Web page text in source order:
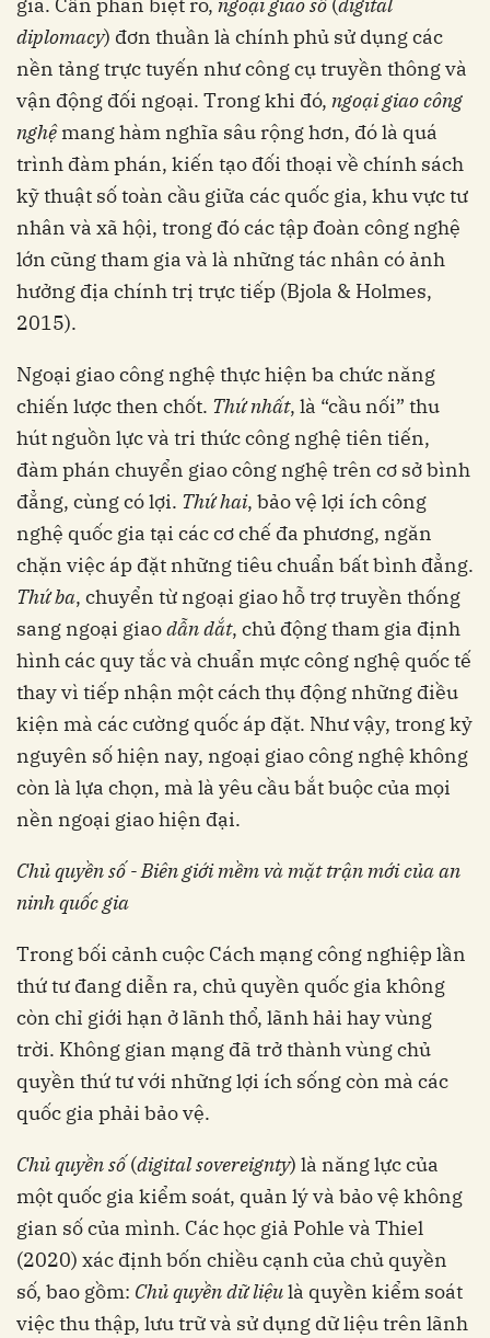
gia. Cần phân biệt rõ, ngoại giao số (digital
diplomacy) đơn thuần là chính phủ sử dụng các
nền tảng trực tuyến như công cụ truyền thông và
vận động đối ngoại. Trong khi đó, ngoại giao công
nghệmang hàm nghĩa sâu rộng hơn, đó là quá
trình đàm phán, kiến tạo đối thoại về chính sách
kỹ thuật số toàn cầu giữa các quốc gia, khu vực tư
nhân và xã hội, trong đó các tập đoàn công nghệ
lớn cũng tham gia và là những tác nhân có ảnh
hưởng địa chính trị trực tiếp (Bjola & Holmes,
2015).
Ngoại giao công nghệ thực hiện ba chức năng
chiến lược then chốt. Thứ nhất, là “cầu nối” thu
hút nguồn lực và tri thức công nghệ tiên tiến,
đàm phán chuyển giao công nghệ trên cơ sở bình
đẳng, cùng có lợi. Thứ hai, bảo vệ lợi ích công
nghệ quốc gia tại các cơ chế đa phương, ngăn
chặn việc áp đặt những tiêu chuẩn bất bình đẳng.
Thứ ba, chuyển từ ngoại giao hỗ trợ truyền thống
sang ngoại giaodẫn dắt, chủ động tham gia định
hình các quy tắc và chuẩn mực công nghệ quốc tế
thay vì tiếp nhận một cách thụ động những điều
kiện mà các cường quốc áp đặt. Như vậy, trong kỷ
nguyên số hiện nay, ngoại giao công nghệ không
còn là lựa chọn, mà là yêu cầu bắt buộc của mọi
nền ngoại giao hiện đại.
Chủ quyền số - Biên giới mềm và mặt trận mới của an
ninh quốc gia
Trong bối cảnh cuộc Cách mạng công nghiệp lần
thứ tư đang diễn ra, chủ quyền quốc gia không
còn chỉ giới hạn ở lãnh thổ, lãnh hải hay vùng
trời. Không gian mạng đã trở thành vùng chủ
quyền thứ tư với những lợi ích sống còn mà các
quốc gia phải bảo vệ.
Chủ quyền số(digital sovereignty) là năng lực của
một quốc gia kiểm soát, quản lý và bảo vệ không
gian số của mình. Các học giả Pohle và Thiel
(2020) xác định bốn chiều cạnh của chủ quyền
số, bao gồm: Chủ quyền dữ liệulà quyền kiểm soát
việc thu thập, lưu trữ và sử dụng dữ liệu trên lãnh